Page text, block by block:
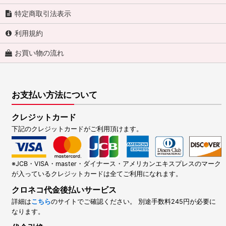
特定商取引法表示
利用規約
お買い物の流れ
お支払い方法について
クレジットカード
下記のクレジットカードがご利用頂けます。
※JCB・VISA・master・ダイナース・アメリカンエキスプレスのマーク
が入っているクレジットカードは全てご利用になれます。
クロネコ代金後払いサービス
詳細はこちらのサイトでご確認ください。 別途手数料245円が必要に
なります。